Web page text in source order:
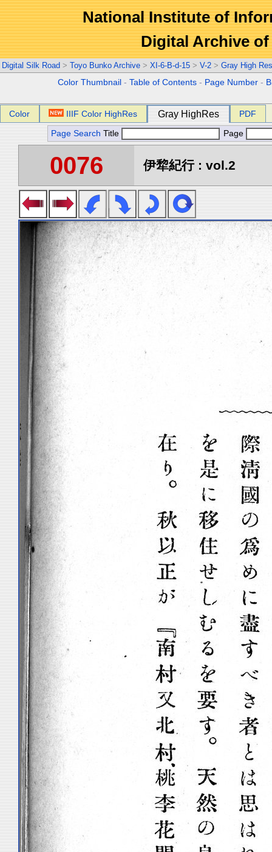
National Institute of
Digital Archive
Digital Silk Road > Toyo Bunko Archive > XI-6-B-d-15 > V-2 > Gray High
Color Thumbnail -Table of Contents - Page Number -
Color IIIF Color HighRes Gray HighRes PDF
Page Search Title Page
0076 伊犂紀行 : vol.2